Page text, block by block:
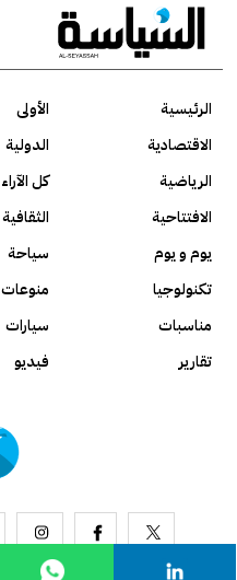
الرئيسية الأولى
الاقتصادية
الدولية
الرياضية
كل الآراء
الافتتاحية
الثقافية
يوم و يوم
سياحة
تكنولوجيا
منوعات
مناسبات
سيارات
تقارير
فيديو